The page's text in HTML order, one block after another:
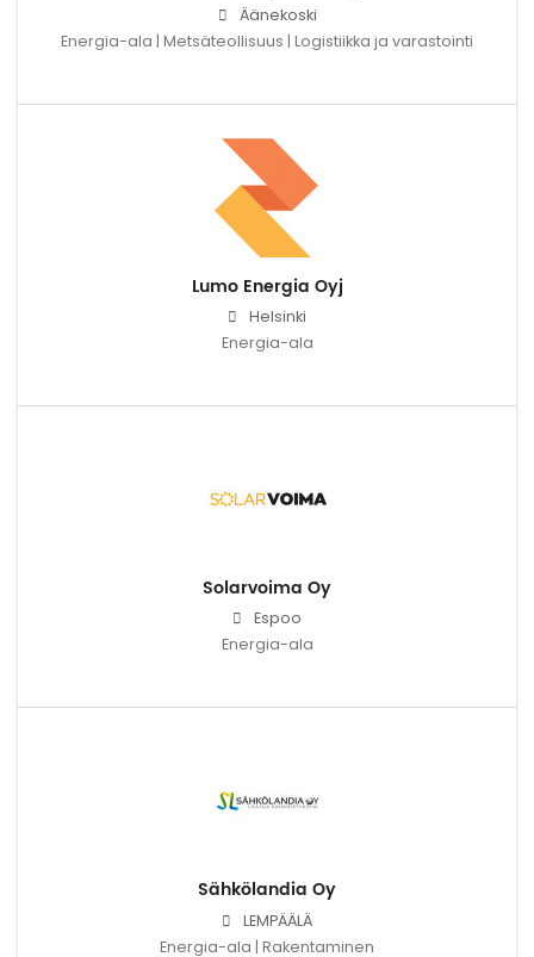
Äänekoski
Energia-ala | Metsäteollisuus | Logistiikka ja varastointi
Lumo Energia Oyj
Helsinki
Energia-ala
Solarvoima Oy
Espoo
Energia-ala
Sähkölandia Oy
LEMPÄÄLÄ
Energia-ala | Rakentaminen